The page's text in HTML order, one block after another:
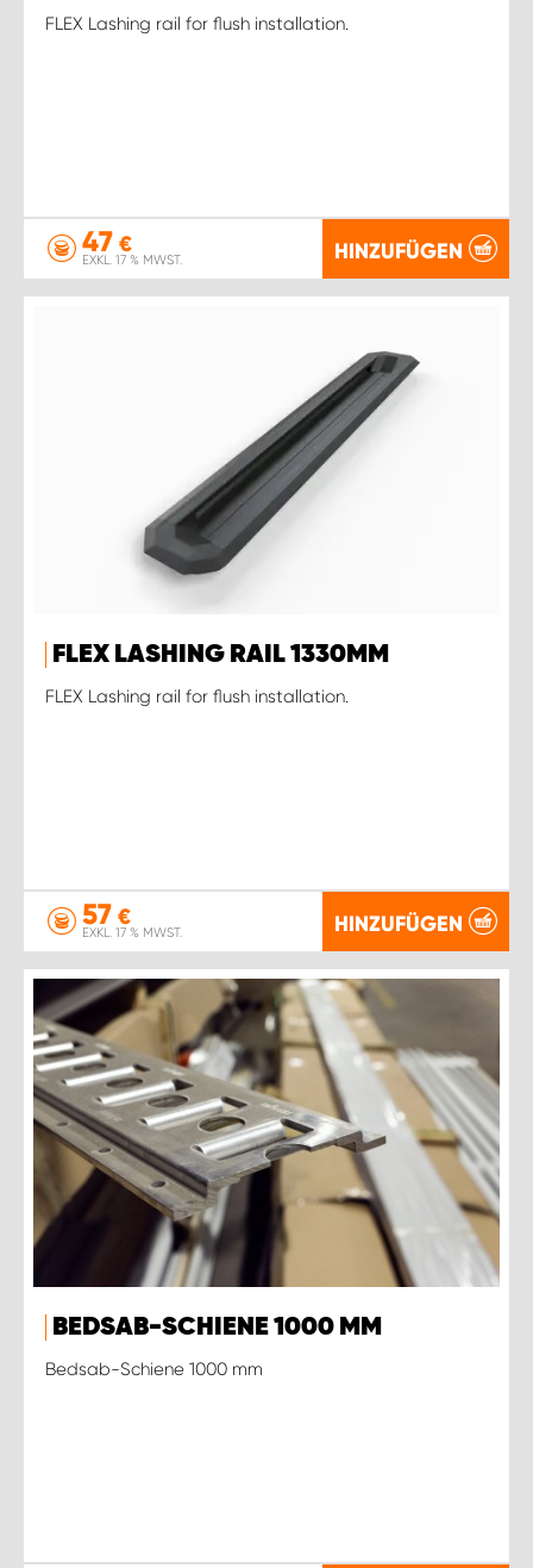
FLEX Lashing rail for flush installation.
47 €
EXKL. 17 % MWST. HINZUFÜGEN
FLEX LASHING RAIL 1330MM
FLEX Lashing rail for flush installation.
57 €
EXKL. 17 % MWST. HINZUFÜGEN
BEDSAB-SCHIENE 1000 MM
Bedsab-Schiene 1000 mm